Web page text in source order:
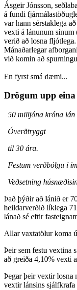
Ásgeir Jónsson,
á fundi
var hann sérstaklega
vexti á lánunum
verið að losna
Mánaðarlegar
við komin að
En fyrst smá dæmi...
Drögum upp
50 milljóna króna lán
Óverðtryggt
til 30 ára.
Festum verðbólgu í
Veðsetning
Það þýðir að lánið er
heildarverðið líklega
lánað sé eftir
Allar vaxtatölur koma
Þeir sem festu vextina
að greiða 4,10% vexti
Þegar þeir vextir losna
vextir lánsins